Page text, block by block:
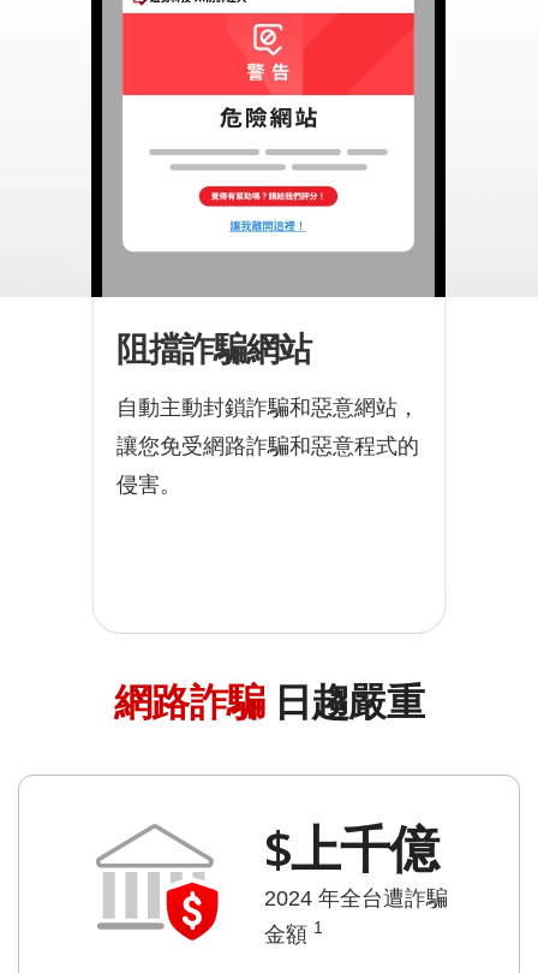
阻擋詐騙網站
自動主動封鎖詐騙和惡意網站，
讓您免受網路詐騙和惡意程式的
侵害。
網路詐騙日趨嚴重
$上千億
2024 年全台遭詐騙
金額 1